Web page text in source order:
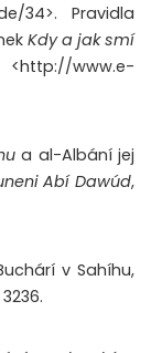
34>. Pravidla
Kdy a jak smí
www.e-
a al-Albání jej
Abí Dawúd,
v Sahíhu,